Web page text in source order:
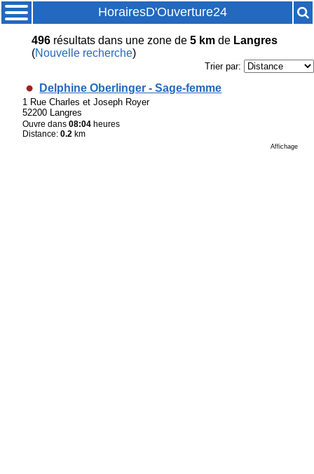
HorairesD'Ouverture24
496résultatsdans une zone de 5 kmde Langres
(Nouvelle recherche)
Trier par:
Delphine Oberlinger - Sage-femme
1 Rue Charles et Joseph Royer
52200 Langres
Ouvre dans08:04 heures
Distance:0.2 km
Affichage